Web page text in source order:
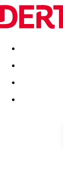
Destinatii